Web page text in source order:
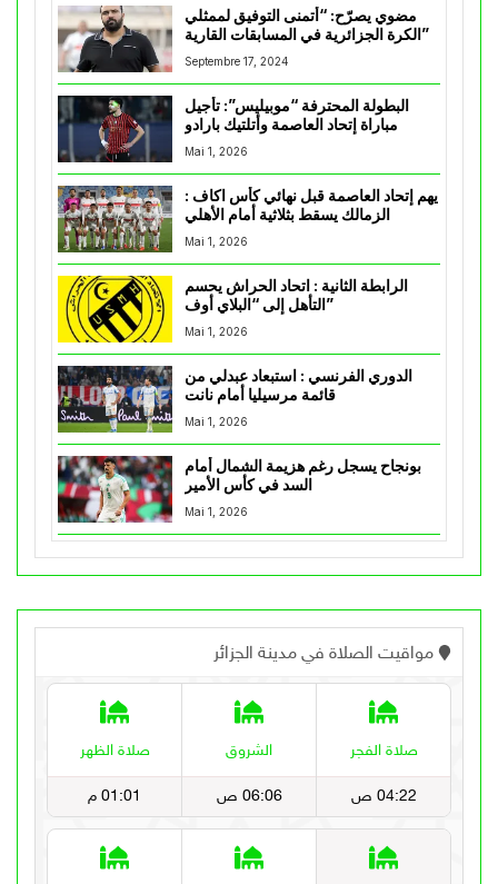
مضوي يصرّح: “أتمنى التوفيق لممثلي
الكرة الجزائرية في المسابقات القارية”
Septembre 17, 2024
البطولة المحترفة “موبيليس”: تأجيل
مباراة إتحاد العاصمة وأتلتيك بارادو
Mai 1, 2026
يهم إتحاد العاصمة قبل نهائي كأس اكاف :
Mai 1, 2026
الرابطة الثانية : اتحاد الحراش يحسم
التأهل إلى “البلاي أوف”
Mai 1, 2026
الدوري الفرنسي : استبعاد عبدلي من
قائمة مرسيليا أمام نانت
Mai 1, 2026
بونجاح يسجل رغم هزيمة الشمال أمام
السد في كأس الأمير
Mai 1, 2026